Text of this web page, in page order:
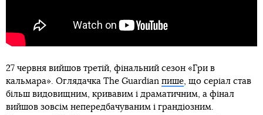
27 червня вийшов третій, фінальний сезон «Гри в
кальмара». Оглядачка The Guardian пише, що серіал став
більш видовищним, кривавим і драматичним, а фінал
вийшов зовсім непередбачуваним і грандіозним.